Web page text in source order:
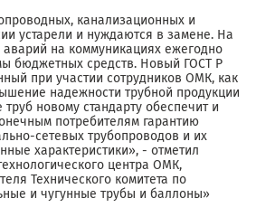
канализационных и
устарели и нуждаются в замене. На
на коммуникациях ежегодно
бюджетных средств. Новый ГОСТ Р
при участии сотрудников ОМК, как
надежности трубной продукции
новому стандарту обеспечит и
потребителям гарантию
сетевых трубопроводов и их
характеристики», - отметил
центра ОМК,
Технического комитета по
и чугунные трубы и баллоны»